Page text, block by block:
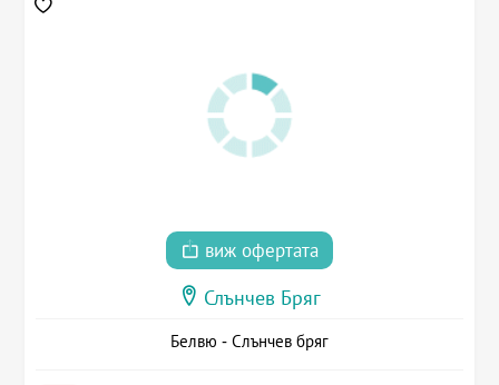
виж офертата
Слънчев Бряг
Белвю - Слънчев бряг